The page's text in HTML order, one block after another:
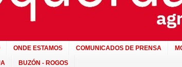
ONDE ESTAMOS COMUNICADOS DE PRENSA
BUZÓN - ROGOS